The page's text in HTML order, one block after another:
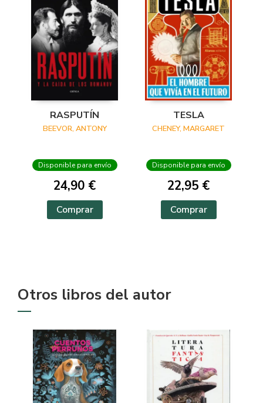
RASPUTÍN
BEEVOR, ANTONY
Disponible para envío
24,90 €
Comprar
TESLA
CHENEY, MARGARET
Disponible para envío
22,95 €
Comprar
Otros libros del autor